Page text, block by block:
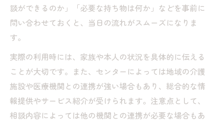
談ができるのか」「必要な持ち物は何か」などを事前に
問い合わせておくと、当日の流れがスムーズになりま
す。
実際の利用時には、家族や本人の状況を具体的に伝える
ことが大切です。また、センターによっては地域の介護
施設や医療機関との連携が強い場合もあり、総合的な情
報提供やサービス紹介が受けられます。注意点として、
相談内容によっては他の機関との連携が必要な場合もあ